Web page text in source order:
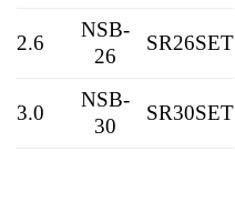
2.6
NSB-
26
SR26SET
3.0
NSB-
30
SR30SET